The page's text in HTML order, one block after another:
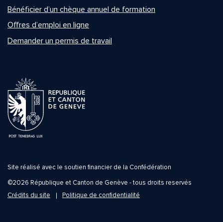
Bénéficier d’un chèque annuel de formation
Offres d’emploi en ligne
Demander un permis de travail
Site réalisé avec le soutien financier de la Confédération
©2026 République et Canton de Genève - tous droits reservés
Crédits du site
Politique de confidentialité